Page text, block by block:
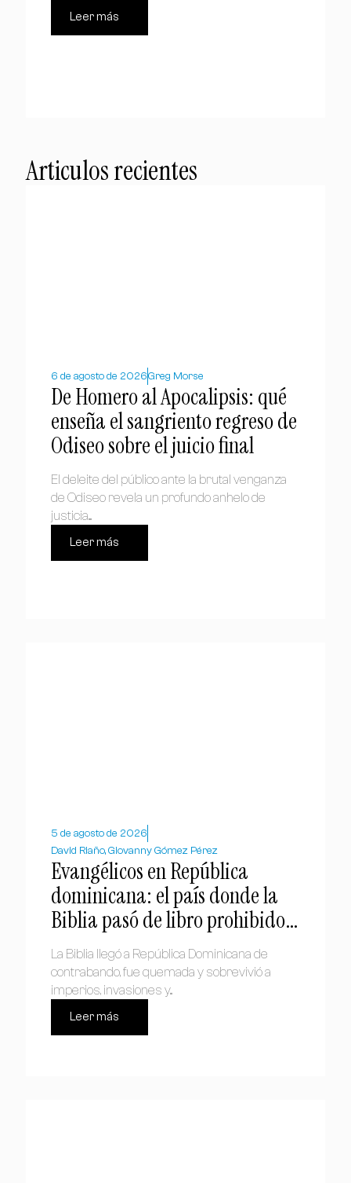
Leer más
Articulos recientes
6 de agosto de 2026Greg Morse
De Homero al Apocalipsis: qué
enseña el sangriento regreso de
Odiseo sobre el juicio final
El deleite del público ante la brutal venganza
de Odiseo revela un profundo anhelo de
justicia....
Leer más
5 de agosto de 2026
David Riaño, Giovanny Gómez Pérez
Evangélicos en República
dominicana: el país donde la
Biblia pasó de libro prohibido a
símbolo nacional
La Biblia llegó a República Dominicana de
contrabando, fue quemada y sobrevivió a
imperios, invasiones y...
Leer más